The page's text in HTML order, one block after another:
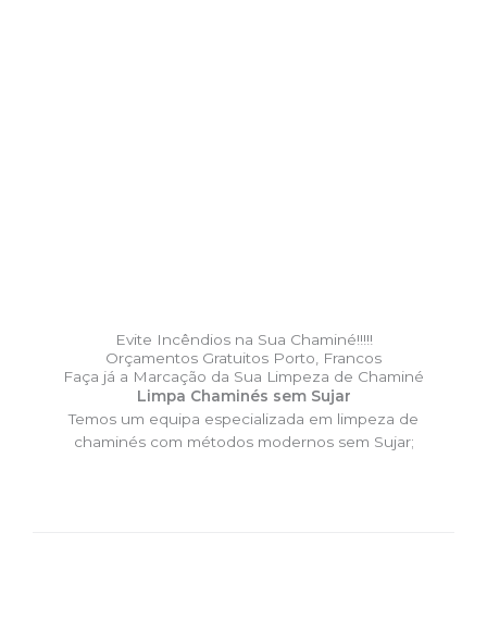
Evite Incêndios na Sua Chaminé!!!!!
Orçamentos Gratuitos Porto, Francos
Faça já a Marcação da Sua Limpeza de Chaminé
Limpa Chaminés sem Sujar
Temos um equipa especializada em limpeza de
chaminés com métodos modernos sem Sujar;